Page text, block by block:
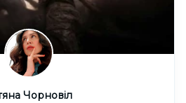
Чорновіл